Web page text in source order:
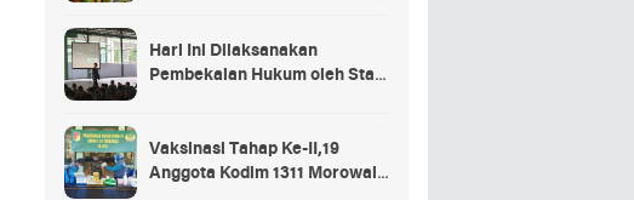
Hari Ini Dilaksanakan
Pembekalan Hukum oleh Staf
Kostrad
Vaksinasi Tahap Ke-II,19
Anggota Kodim 1311 Morowali